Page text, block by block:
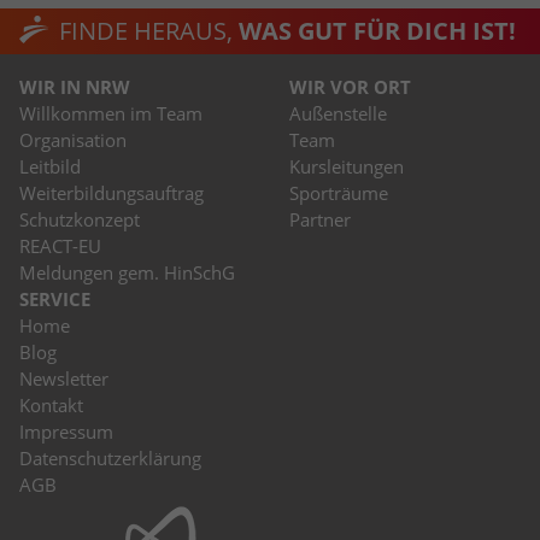
FINDE HERAUS, WAS GUT FÜR DICH IST!
WIR IN NRW
Willkommen im Team
Organisation
Leitbild
Weiterbildungsauftrag
Schutzkonzept
REACT-EU
Meldungen gem. HinSchG
WIR VOR ORT
Außenstelle
Team
Kursleitungen
Sporträume
Partner
SERVICE
Home
Blog
Newsletter
Kontakt
Impressum
Datenschutzerklärung
AGB
stammen, und die Seiten in anonymisierter
Form.
Name _dc_gtm_UA-53600496-1
Anbieter
Laufzeit
Zweck
Dieser Cookie identifiziert die Besucher